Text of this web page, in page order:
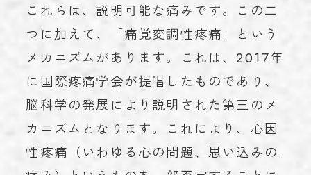
これらは、説明可能な痛みです。この二
つに加えて、「痛覚変調性疼痛」という
メカニズムがあります。これは、2017年
に国際疼痛学会が提唱したものであり、
脳科学の発展により説明された第三のメ
カニズムとなります。これにより、心因
性疼痛（いわゆる心の問題、思い込みの